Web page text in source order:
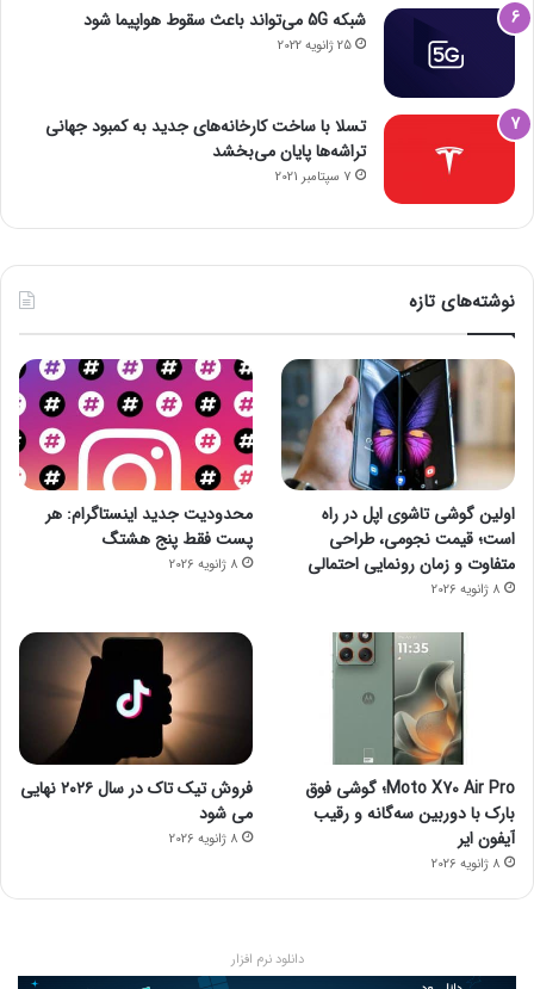
شبکه 5G می‌تواند باعث سقوط هواپیما شود
25 ژانویه 2022
تسلا با ساخت کارخانه‌های جدید به کمبود جهانی
تراشه‌ها پایان می‌بخشد
7 سپتامبر 2021
نوشته‌های تازه
اولین گوشی تاشوی اپل در راه
است؛ قیمت نجومی، طراحی
متفاوت و زمان رونمایی احتمالی
8 ژانویه 2026
محدودیت جدید اینستاگرام: هر
پست فقط پنج هشتگ
8 ژانویه 2026
Moto X70 Air Pro؛ گوشی فوق
بارک با دوربین سه‌گانه و رقیب
آیفون ایر
8 ژانویه 2026
فروش تیک تاک در سال ۲۰۲۶ نهایی
می شود
8 ژانویه 2026
دانلود نرم افزار